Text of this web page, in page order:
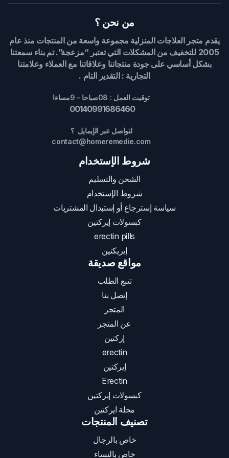
من نحن ؟
يقدم متجر العلاجات المنزلية مجموعة واسعة من المنتجات منذ عام
2005 للتخفيف من المشكلات التي تعتبر “مزعجة”. تم بناء سمعتنا
بشكل أساسي على جودة منتجاتنا وعلاقاتنا مع العملاء وعلامتنا
التجارية : التقدير التام .
توقيت العمل : 08صباحا – 9مساءا
00140991686460
لتواصل عبر الإيمايل ؟
contact@homeremedie.com
شروط الإستخدام
الشحن والتسليم
شروط الإستخدام
سياسة إسترجاع أو إستبدال المشتريات
كبسولات إيركتين
erectin pills
إيريكتين
مواقع صديقة
تتبع الطلب
إتصل بنا
المتجر
عن المتجر
إركتين
erectin
إيركتين
Erectin
كبسولات إيركتين
مجلة ايركتين
تصنيف المنتجات
خاص بالرجال
خاص بالنساء